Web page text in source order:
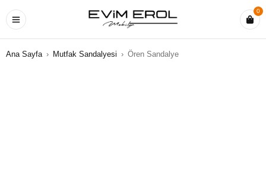
0
Ana Sayfa › Mutfak Sandalyesi › Ören Sandalye